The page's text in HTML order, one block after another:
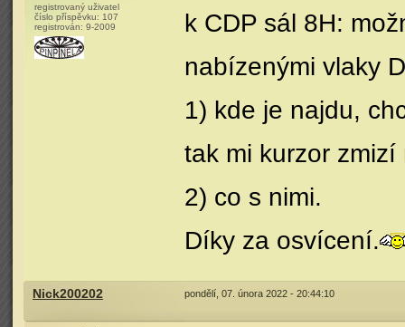
registrovaný uživatel
číslo příspěvku: 107
registrován: 9-2009
k CDP sál 8H:
nabízenými vlaky
1) kde je najdu,
tak mi kurzor
2) co s nimi.
Díky za osvícení.
Nick200202 pondělí, 07. února 2022 - 20:44:10